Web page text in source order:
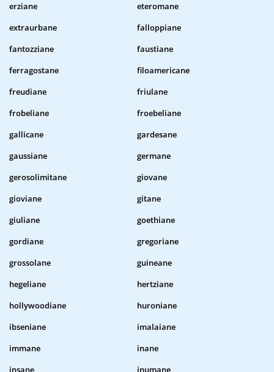
erziane
eteromane
extraurbane
falloppiane
fantozziane
faustiane
ferragostane
filoamericane
freudiane
friulane
frobeliane
froebeliane
gallicane
gardesane
gaussiane
germane
gerosolimitane
giovane
gioviane
gitane
giuliane
goethiane
gordiane
gregoriane
grossolane
guineane
hegeliane
hertziane
hollywoodiane
huroniane
ibseniane
imalaiane
immane
inane
insane
inumane